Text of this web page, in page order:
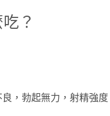
？
，勃起無力，射精強度